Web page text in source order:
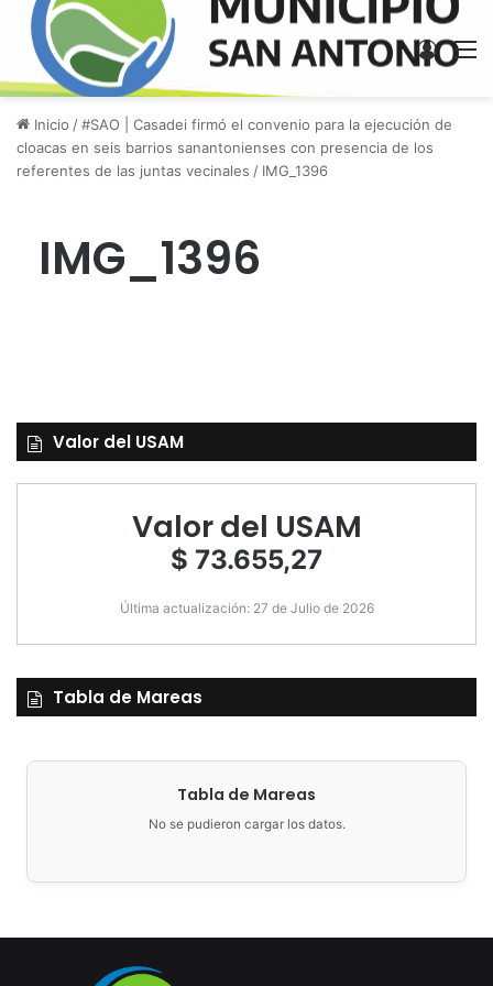
Inicio /#SAO | Casadei firmó el convenio para la ejecución de
cloacas en seis barrios sanantonienses con presencia de los
referentes de las juntas vecinales / IMG_1396
IMG_1396
Valor del USAM
Valor del USAM
$ 73.655,27
Última actualización: 27 de Julio de 2026
Tabla de Mareas
Tabla de Mareas
No se pudieron cargar los datos.